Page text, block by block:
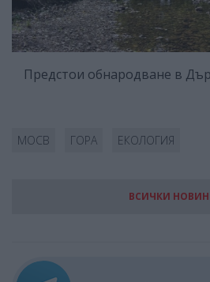
Предстои обнародване в
МОСВ ГОРА ЕКОЛОГИЯ
ВСИЧКИ